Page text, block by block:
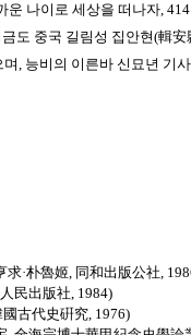
운 나이로 세상을 떠나자,
도 중국 길림성 집안현(輯安
, 능비의 이른바 신묘년 기
·朴魯姬, 同和出版公社,
民出版社, 1984)
古代史硏究, 1976)